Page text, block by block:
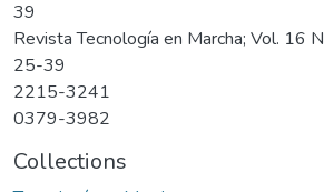
39
Revista Tecnología en Marcha; Vol. 16
25-39
2215-3241
0379-3982
Collections